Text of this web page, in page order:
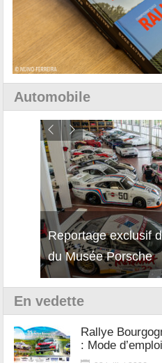
Automobile
Reportage exclusif
du Musée Porsche
En vedette
Rallye
: Mode